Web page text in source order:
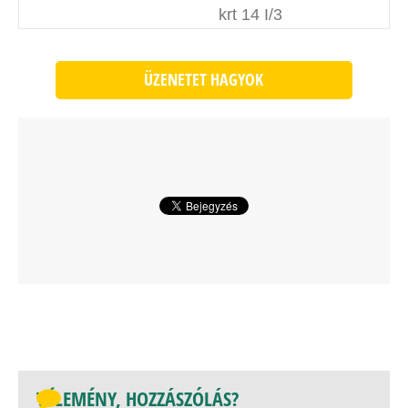
krt 14 I/3
ÜZENETET HAGYOK
VÉLEMÉNY, HOZZÁSZÓLÁS?